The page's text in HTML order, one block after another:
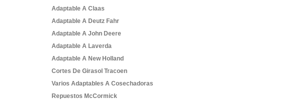
Adaptable A Claas
Adaptable A Deutz Fahr
Adaptable A John Deere
Adaptable A Laverda
Adaptable A New Holland
Cortes De Girasol Tracoen
Varios Adaptables A Cosechadoras
Repuestos McCormick